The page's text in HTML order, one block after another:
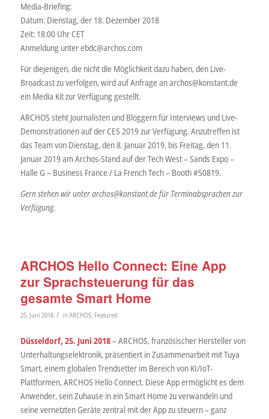
Media-Briefing:
Datum: Dienstag, der 18. Dezember 2018
Zeit: 18:00 Uhr CET
Anmeldung unter ebdc@archos.com
Für diejenigen, die nicht die Möglichkeit dazu haben, den Live-
Broadcast zu verfolgen, wird auf Anfrage an archos@konstant.de
ein Media Kit zur Verfügung gestellt.
ARCHOS steht Journalisten und Bloggern für Interviews und Live-
Demonstrationen auf der CES 2019 zur Verfügung. Anzutreffen ist
das Team von Dienstag, den 8. Januar 2019, bis Freitag, den 11.
Januar 2019 am Archos-Stand auf der Tech West – Sands Expo –
Halle G – Business France / La French Tech – Booth #50819.
Gern stehen wir unter archos@konstant.de für Terminabsprachen zur
Verfügung.
ARCHOS Hello Connect: Eine App
zur Sprachsteuerung für das
gesamte Smart Home
25. Juni 2018 / in ARCHOS, Featured
Düsseldorf, 25. Juni 2018– ARCHOS, französischer Hersteller von
Unterhaltungselektronik, präsentiert in Zusammenarbeit mit Tuya
Smart, einem globalen Trendsetter im Bereich von KI/IoT-
Plattformen, ARCHOS Hello Connect. Diese App ermöglicht es dem
Anwender, sein Zuhause in ein Smart Home zu verwandeln und
seine vernetzten Geräte zentral mit der App zu steuern – ganz